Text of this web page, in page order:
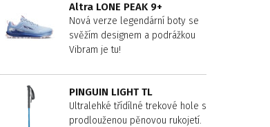
Altra LONE PEAK 9+
Nová verze legendární boty se
svěžím designem a podrážkou
Vibram je tu!
PINGUIN LIGHT TL
Ultralehké třídílné trekové hole s
prodlouženou pěnovou rukojetí.